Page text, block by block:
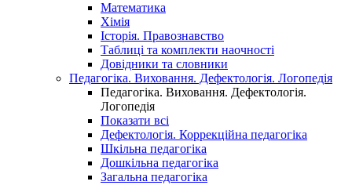
Математика
Хімія
Історія. Правознавство
Таблиці та комплекти наочності
Довідники та словники
Педагогіка. Виховання. Дефектологія. Логопедія
Педагогіка. Виховання. Дефектологія.
Логопедія
Показати всі
Дефектологія. Коррекційна педагогіка
Шкільна педагогіка
Дошкільна педагогіка
Загальна педагогіка